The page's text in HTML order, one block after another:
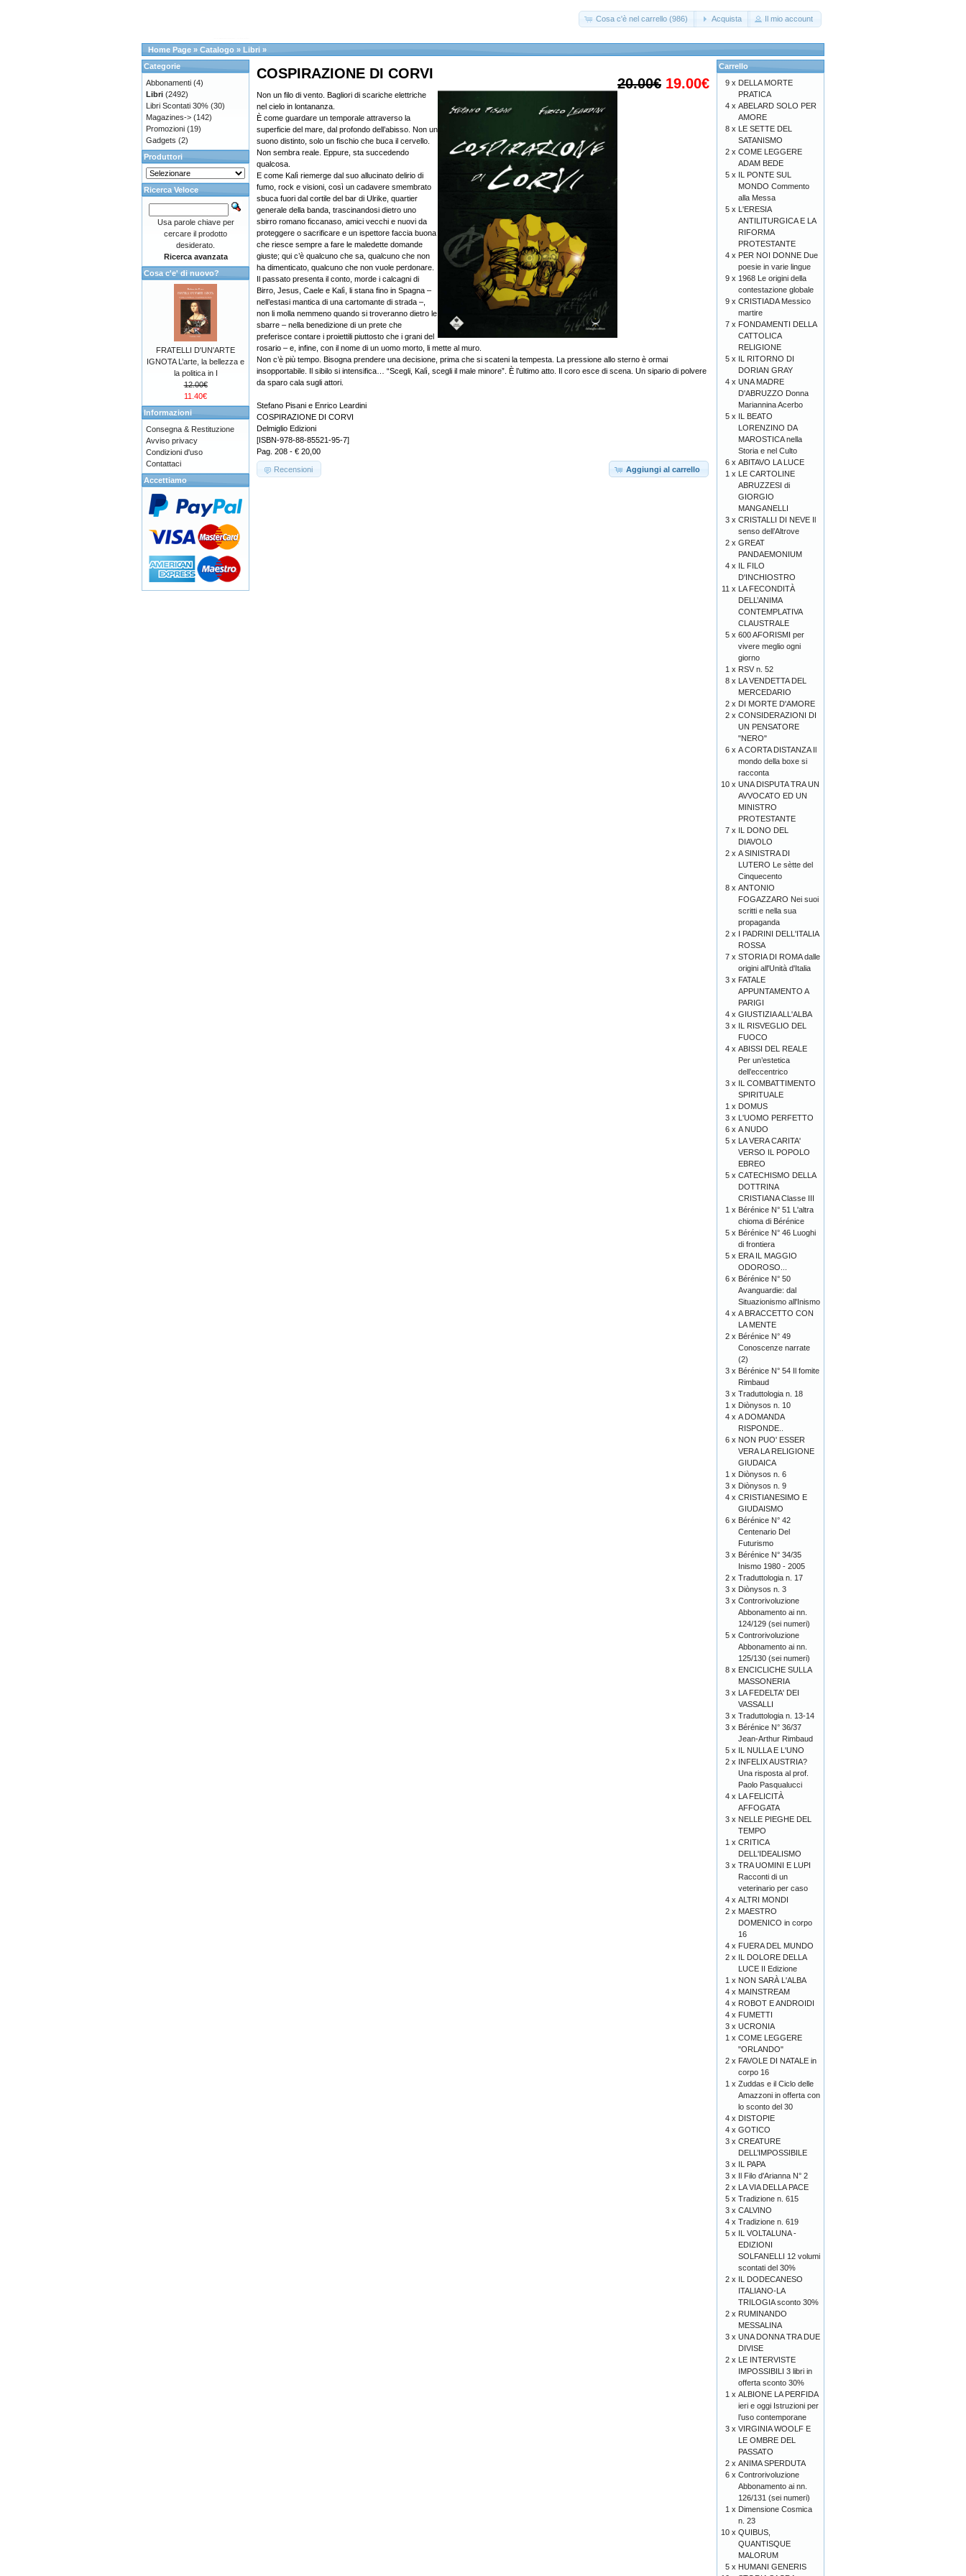
Cosa c'è nel carrello (986) Acquista Il mio account
Home Page » Catalogo » Libri »
20.00€ 19.00€
COSPIRAZIONE DI CORVI
Non un filo di vento. Bagliori di scariche elettriche
nel cielo in lontananza.
È come guardare un temporale attraverso la
superficie del mare, dal profondo dell’abisso. Non un
suono distinto, solo un fischio che buca il cervello.
Non sembra reale. Eppure, sta succedendo
qualcosa.
E come Kalì riemerge dal suo allucinato delirio di
fumo, rock e visioni, così un cadavere smembrato
sbuca fuori dal cortile del bar di Ulrike, quartier
generale della banda, trascinandosi dietro uno
sbirro romano ficcanaso, amici vecchi e nuovi da
proteggere o sacrificare e un ispettore faccia buona
che riesce sempre a fare le maledette domande
giuste; qui c’è qualcuno che sa, qualcuno che non
ha dimenticato, qualcuno che non vuole perdonare.
Il passato presenta il conto, morde i calcagni di
Birro, Jesus, Caele e Kalì, li stana fino in Spagna –
nell’estasi mantica di una cartomante di strada –,
non li molla nemmeno quando si troveranno dietro le
sbarre – nella benedizione di un prete che
preferisce contare i proiettili piuttosto che i grani del
rosario – e, infine, con il nome di un uomo morto, li mette al muro.
Non c’è più tempo. Bisogna prendere una decisione, prima che si scateni la tempesta. La pressione allo sterno è ormai
insopportabile. Il sibilo si intensifica… “Scegli, Kalì, scegli il male minore”. È l’ultimo atto. Il coro esce di scena. Un sipario di polvere
da sparo cala sugli attori.
Stefano Pisani e Enrico Leardini
COSPIRAZIONE DI CORVI
Delmiglio Edizioni
[ISBN-978-88-85521-95-7]
Pag. 208 - € 20,00
Aggiungi al carrello
Recensioni
Categorie
Abbonamenti (4)
Libri (2492)
Libri Scontati 30% (30)
Magazines-> (142)
Promozioni (19)
Gadgets (2)
Produttori
Ricerca Veloce
Usa parole chiave per
cercare il prodotto
desiderato.
Ricerca avanzata
Cosa c'e' di nuovo?
FRATELLI D'UN'ARTE
IGNOTA L’arte, la bellezza e
la politica in I
12.00€
11.40€
Informazioni
Consegna & Restituzione
Avviso privacy
Condizioni d'uso
Contattaci
Accettiamo
Carrello
9 x DELLA MORTE
PRATICA
4 x ABELARD SOLO PER
AMORE
8 x LE SETTE DEL
SATANISMO
2 x COME LEGGERE
ADAM BEDE
5 x IL PONTE SUL
MONDO Commento
alla Messa
5 x L'ERESIA
ANTILITURGICA E LA
RIFORMA
PROTESTANTE
4 x PER NOI DONNE Due
poesie in varie lingue
9 x 1968 Le origini della
contestazione globale
9 x CRISTIADA Messico
martire
7 x FONDAMENTI DELLA
CATTOLICA
RELIGIONE
5 x IL RITORNO DI
DORIAN GRAY
4 x UNA MADRE
D'ABRUZZO Donna
Mariannina Acerbo
5 x IL BEATO
LORENZINO DA
MAROSTICA nella
Storia e nel Culto
6 x ABITAVO LA LUCE
1 x LE CARTOLINE
ABRUZZESI di
GIORGIO
MANGANELLI
3 x CRISTALLI DI NEVE Il
senso dell’Altrove
2 x GREAT
PANDAEMONIUM
4 x IL FILO
D'INCHIOSTRO
11 x LA FECONDITÀ
DELL’ANIMA
CONTEMPLATIVA
CLAUSTRALE
5 x 600 AFORISMI per
vivere meglio ogni
giorno
1 x RSV n. 52
8 x LA VENDETTA DEL
MERCEDARIO
2 x DI MORTE D'AMORE
2 x CONSIDERAZIONI DI
UN PENSATORE
"NERO"
6 x A CORTA DISTANZA Il
mondo della boxe si
racconta
10 x UNA DISPUTA TRA UN
AVVOCATO ED UN
MINISTRO
PROTESTANTE
7 x IL DONO DEL
DIAVOLO
2 x A SINISTRA DI
LUTERO Le sètte del
Cinquecento
8 x ANTONIO
FOGAZZARO Nei suoi
scritti e nella sua
propaganda
2 x I PADRINI DELL'ITALIA
ROSSA
7 x STORIA DI ROMA dalle
origini all'Unità d'Italia
3 x FATALE
APPUNTAMENTO A
PARIGI
4 x GIUSTIZIA ALL'ALBA
3 x IL RISVEGLIO DEL
FUOCO
4 x ABISSI DEL REALE
Per un’estetica
dell’eccentrico
3 x IL COMBATTIMENTO
SPIRITUALE
1 x DOMUS
3 x L'UOMO PERFETTO
6 x A NUDO
5 x LA VERA CARITA'
VERSO IL POPOLO
EBREO
5 x CATECHISMO DELLA
DOTTRINA
CRISTIANA Classe III
1 x Bérénice N° 51 L'altra
chioma di Bérénice
5 x Bérénice N° 46 Luoghi
di frontiera
5 x ERA IL MAGGIO
ODOROSO...
6 x Bérénice N° 50
Avanguardie: dal
Situazionismo all'Inismo
4 x A BRACCETTO CON
LA MENTE
2 x Bérénice N° 49
Conoscenze narrate
(2)
3 x Bérénice N° 54 Il fomite
Rimbaud
3 x Traduttologia n. 18
1 x Diònysos n. 10
4 x A DOMANDA
RISPONDE..
6 x NON PUO' ESSER
VERA LA RELIGIONE
GIUDAICA
1 x Diònysos n. 6
3 x Diònysos n. 9
4 x CRISTIANESIMO E
GIUDAISMO
6 x Bérénice N° 42
Centenario Del
Futurismo
3 x Bérénice N° 34/35
Inismo 1980 - 2005
2 x Traduttologia n. 17
3 x Diònysos n. 3
3 x Controrivoluzione
Abbonamento ai nn.
124/129 (sei numeri)
5 x Controrivoluzione
Abbonamento ai nn.
125/130 (sei numeri)
8 x ENCICLICHE SULLA
MASSONERIA
3 x LA FEDELTA' DEI
VASSALLI
3 x Traduttologia n. 13-14
3 x Bérénice N° 36/37
Jean-Arthur Rimbaud
5 x IL NULLA E L'UNO
2 x INFELIX AUSTRIA?
Una risposta al prof.
Paolo Pasqualucci
4 x LA FELICITÀ
AFFOGATA
3 x NELLE PIEGHE DEL
TEMPO
1 x CRITICA
DELL'IDEALISMO
3 x TRA UOMINI E LUPI
Racconti di un
veterinario per caso
4 x ALTRI MONDI
2 x MAESTRO
DOMENICO in corpo
16
4 x FUERA DEL MUNDO
2 x IL DOLORE DELLA
LUCE II Edizione
1 x NON SARÀ L'ALBA
4 x MAINSTREAM
4 x ROBOT E ANDROIDI
4 x FUMETTI
3 x UCRONIA
1 x COME LEGGERE
"ORLANDO"
2 x FAVOLE DI NATALE in
corpo 16
1 x Zuddas e il Ciclo delle
Amazzoni in offerta con
lo sconto del 30
4 x DISTOPIE
4 x GOTICO
3 x CREATURE
DELL’IMPOSSIBILE
3 x IL PAPA
3 x Il Filo d'Arianna N° 2
2 x LA VIA DELLA PACE
5 x Tradizione n. 615
3 x CALVINO
4 x Tradizione n. 619
5 x IL VOLTALUNA -
EDIZIONI
SOLFANELLI 12 volumi
scontati del 30%
2 x IL DODECANESO
ITALIANO-LA
TRILOGIA sconto 30%
2 x RUMINANDO
MESSALINA
3 x UNA DONNA TRA DUE
DIVISE
2 x LE INTERVISTE
IMPOSSIBILI 3 libri in
offerta sconto 30%
1 x ALBIONE LA PERFIDA
ieri e oggi Istruzioni per
l’uso contemporane
3 x VIRGINIA WOOLF E
LE OMBRE DEL
PASSATO
2 x ANIMA SPERDUTA
6 x Controrivoluzione
Abbonamento ai nn.
126/131 (sei numeri)
1 x Dimensione Cosmica
n. 23
10 x QUIBUS,
QUANTISQUE
MALORUM
5 x HUMANI GENERIS